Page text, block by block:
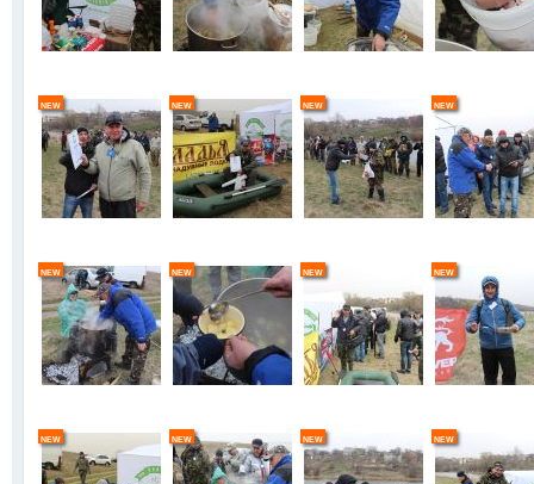
new new new new
new new new new
new new new new